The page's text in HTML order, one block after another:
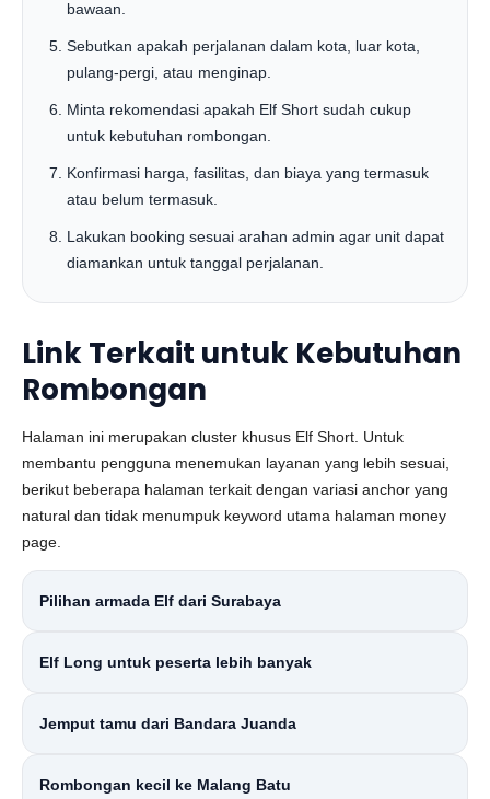
bawaan.
Sebutkan apakah perjalanan dalam kota, luar kota,
pulang-pergi, atau menginap.
Minta rekomendasi apakah Elf Short sudah cukup
untuk kebutuhan rombongan.
Konfirmasi harga, fasilitas, dan biaya yang termasuk
atau belum termasuk.
Lakukan booking sesuai arahan admin agar unit dapat
diamankan untuk tanggal perjalanan.
Link Terkait untuk Kebutuhan
Rombongan
Halaman ini merupakan cluster khusus Elf Short. Untuk
membantu pengguna menemukan layanan yang lebih sesuai,
berikut beberapa halaman terkait dengan variasi anchor yang
natural dan tidak menumpuk keyword utama halaman money
page.
Pilihan armada Elf dari Surabaya
Elf Long untuk peserta lebih banyak
Jemput tamu dari Bandara Juanda
Rombongan kecil ke Malang Batu